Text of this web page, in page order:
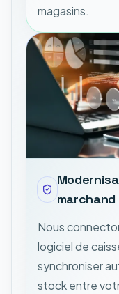
magasins.
Nous
logiciel de
synchroniser
stock entre